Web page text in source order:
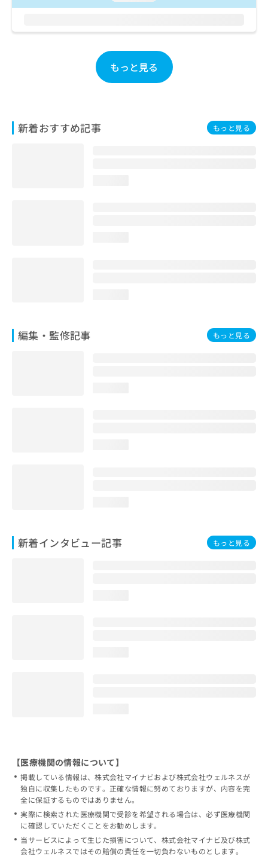
もっと見る
新着おすすめ記事 もっと見る
編集・監修記事 もっと見る
新着インタビュー記事 もっと見る
お
い
【医療機関の情報について】
掲載している情報は、株式会社マイナビおよび株式会社ウェルネスが
独自に収集したものです。正確な情報に努めておりますが、内容を完
全に保証するものではありません。
実際に検索された医療機関で受診を希望される場合は、必ず医療機関
に確認していただくことをお勧めします。
当サービスによって生じた損害について、株式会社マイナビ及び株式
会社ウェルネスではその賠償の責任を一切負わないものとします。